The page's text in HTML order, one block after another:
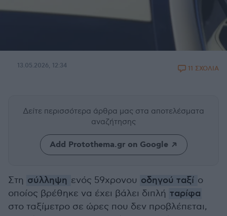
13.05.2026, 12:34 11 ΣΧΟΛΙΑ
Δείτε περισσότερα άρθρα μας στα αποτελέσματα
αναζήτησης
Add Protothema.gr on Google
Στη σύλληψη ενός 59χρονου οδηγού ταξί ο
οποίος βρέθηκε να έχει βάλει διπλή ταρίφα
στο ταξίμετρο σε ώρες που δεν προβλέπεται,